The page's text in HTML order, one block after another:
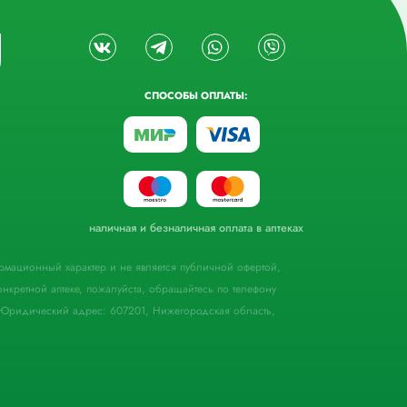
СПОСОБЫ ОПЛАТЫ:
наличная и безналичная оплата в аптеках
характер и не является публичной офертой,
аптеке, пожалуйста, обращайтесь по телефону
адрес: 607201, Нижегородская область,